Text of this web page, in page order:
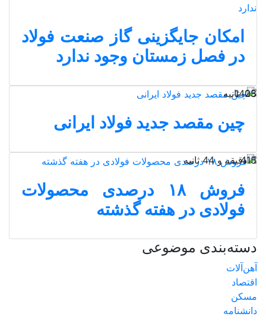
امکان جایگزینی گاز صنعت فولاد
در فصل زمستان وجود ندارد
25 ثانیه
1403
چین مقصد جدید فولاد ایرانی
1 دقیقه و 44 ثانیه
415
فروش ۱۸ درصدی محصولات
فولادی در هفته گذشته
دسته‌بندی موضوعی
آهن‌آلات
اقتصاد
مسکن
دانشنامه